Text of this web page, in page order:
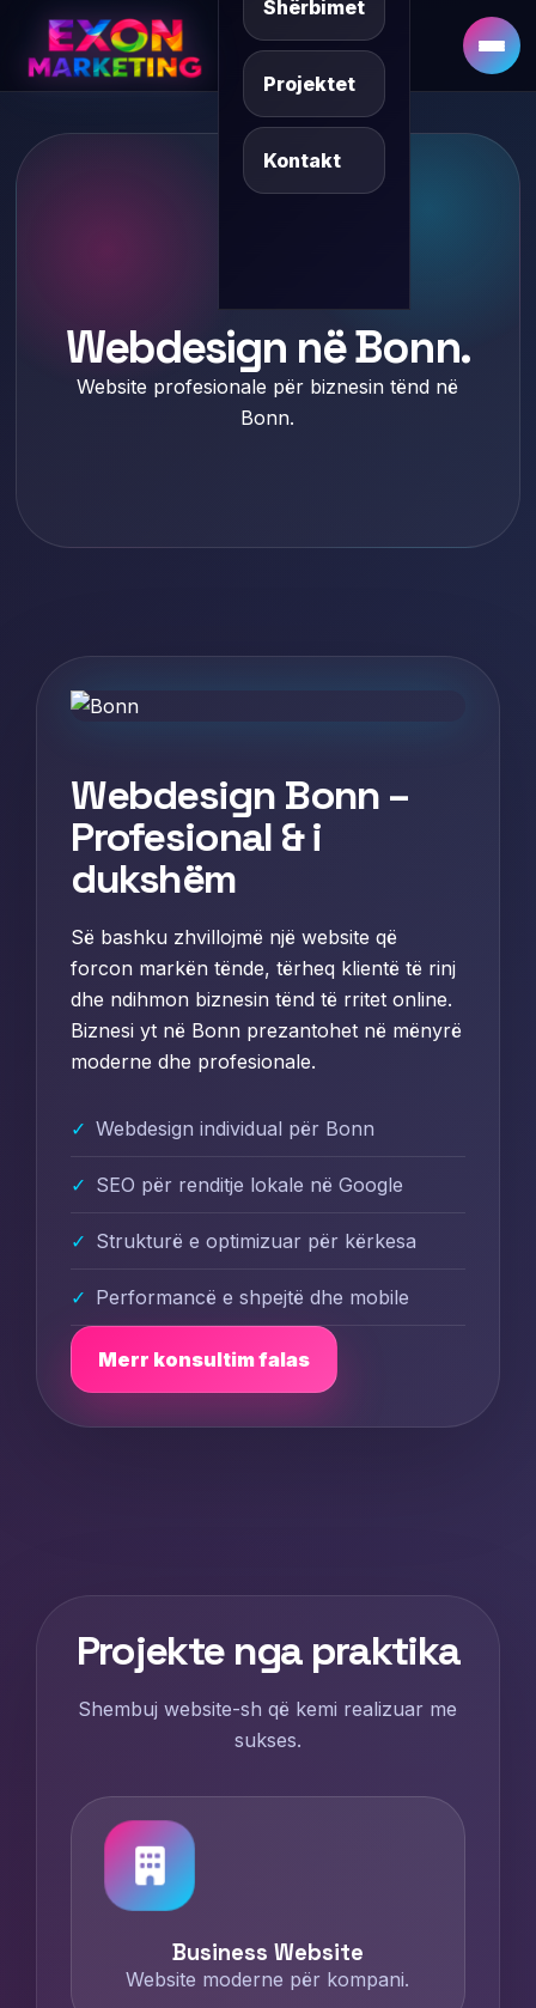
Shërbimet
Projektet
Kontakt
DE SQ/XK
Webdesign në Bonn.
Website profesionale për biznesin tënd në
Bonn.
Webdesign Bonn –
Profesional & i
dukshëm
Së bashku zhvillojmë një website që
forcon markën tënde, tërheq klientë të rinj
dhe ndihmon biznesin tënd të rritet online.
Biznesi yt në Bonn prezantohet në mënyrë
moderne dhe profesionale.
Webdesign individual për Bonn
SEO për renditje lokale në Google
Strukturë e optimizuar për kërkesa
Performancë e shpejtë dhe mobile
Merr konsultim falas
Projekte nga praktika
Shembuj website-sh që kemi realizuar me
sukses.
Business Website
Website moderne për kompani.